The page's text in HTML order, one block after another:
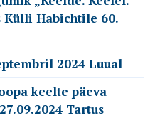
Külli Habichtile 60.
2024 Luual
keelte päeva
Tartus